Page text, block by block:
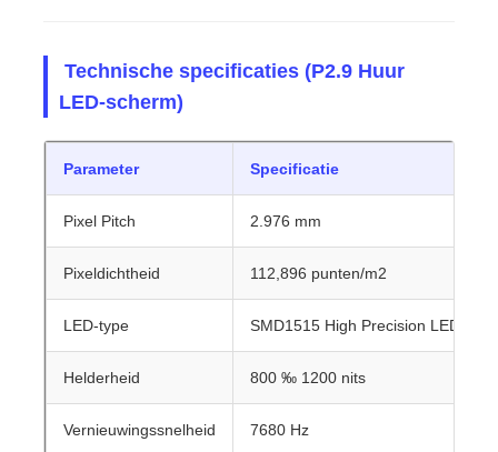
️ Technische specificaties (P2.9 Huur
LED-scherm)
Parameter Specificatie
Pixel Pitch 2.976 mm
Pixeldichtheid 112,896 punten/m2
LED-type SMD1515 High Precision LED
Helderheid 800 ‰ 1200 nits
Vernieuwingssnelheid 7680 Hz